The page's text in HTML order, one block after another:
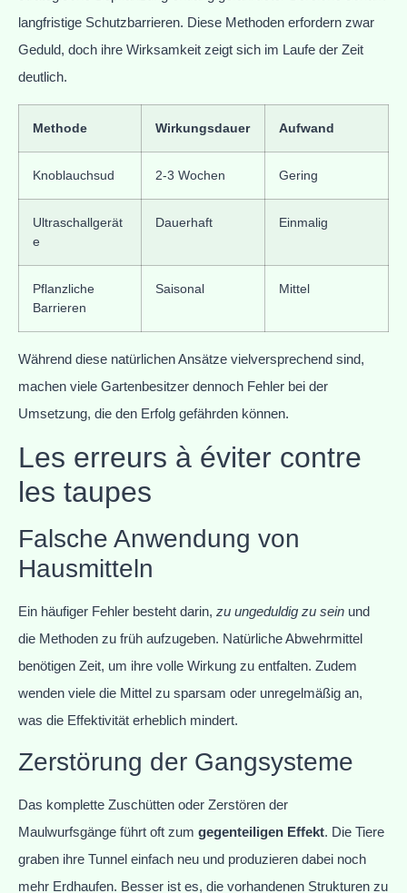
langfristige Schutzbarrieren. Diese Methoden erfordern zwar
Geduld, doch ihre Wirksamkeit zeigt sich im Laufe der Zeit
deutlich.
Methode Wirkungsdauer Aufwand
Knoblauchsud 2-3 Wochen Gering
Ultraschallgerät
e
Dauerhaft Einmalig
Pflanzliche
Barrieren
Saisonal Mittel
Während diese natürlichen Ansätze vielversprechend sind,
machen viele Gartenbesitzer dennoch Fehler bei der
Umsetzung, die den Erfolg gefährden können.
Les erreurs à éviter contre
les taupes
Falsche Anwendung von
Hausmitteln
Ein häufiger Fehler besteht darin, zu ungeduldig zu sein und
die Methoden zu früh aufzugeben. Natürliche Abwehrmittel
benötigen Zeit, um ihre volle Wirkung zu entfalten. Zudem
wenden viele die Mittel zu sparsam oder unregelmäßig an,
was die Effektivität erheblich mindert.
Zerstörung der Gangsysteme
Das komplette Zuschütten oder Zerstören der
Maulwurfsgänge führt oft zum gegenteiligen Effekt. Die Tiere
graben ihre Tunnel einfach neu und produzieren dabei noch
mehr Erdhaufen. Besser ist es, die vorhandenen Strukturen zu